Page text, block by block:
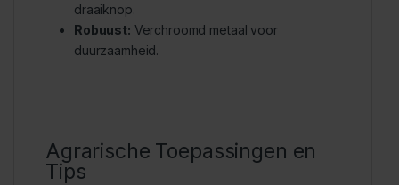
draaiknop.
Robuust: Verchroomd metaal voor
duurzaamheid.
Agrarische Toepassingen en
Tips